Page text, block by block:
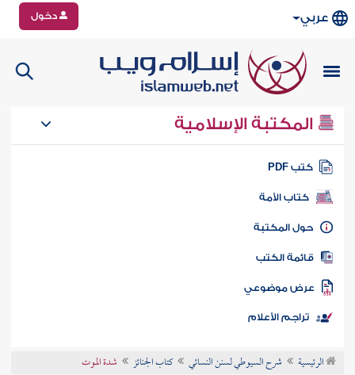
عربي دخول
المكتبة الإسلامية
كتب PDF
كتاب الأمة
المكتبة
الكتب
موضوعي
تراجم الأعلام
الرئيسية شرح السيوطي لسنن النسائي كتاب الجنائز شدة الموت